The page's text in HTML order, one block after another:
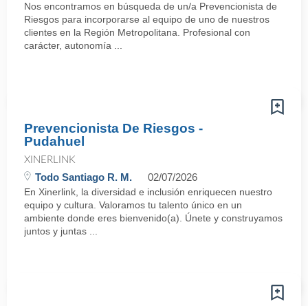
Nos encontramos en búsqueda de un/a Prevencionista de
Riesgos para incorporarse al equipo de uno de nuestros
clientes en la Región Metropolitana. Profesional con
carácter, autonomía ...
Prevencionista De Riesgos -
Pudahuel
XINERLINK
Todo Santiago R. M. 02/07/2026
En Xinerlink, la diversidad e inclusión enriquecen nuestro
equipo y cultura. Valoramos tu talento único en un
ambiente donde eres bienvenido(a). Únete y construyamos
juntos y juntas ...